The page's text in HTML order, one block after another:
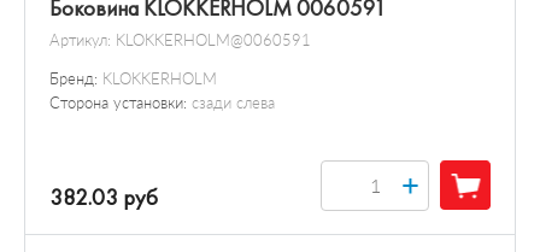
Боковина KLOKKERHOLM 0060591
Артикул: KLOKKERHOLM@0060591
Бренд: KLOKKERHOLM
Сторона установки: сзади слева
382.03 руб +